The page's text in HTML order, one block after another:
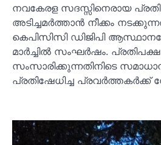
നവകേരള സദസ്സിനെരായ
അടിച്ചമർത്താൻ നീക്കം
കെപിസിസി ഡിജിപി
മാർച്ചിൽ സംഘർഷം.
സംസാരിക്കുന്നതിനിടെ
പ്രതിഷേധിച്ച പ്രവർത്തകർക്ക്